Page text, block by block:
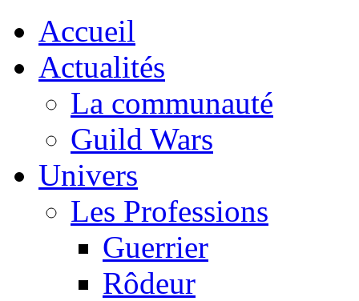
Accueil
Actualités
La communauté
Guild Wars
Univers
Les Professions
Guerrier
Rôdeur